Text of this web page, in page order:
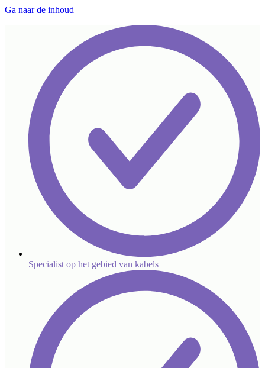
Ga naar de inhoud
Specialist op het gebied van kabels